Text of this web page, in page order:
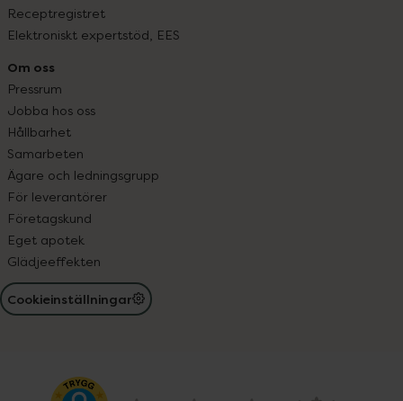
Receptregistret
Elektroniskt expertstöd, EES
Om oss
Pressrum
Jobba hos oss
Hållbarhet
Samarbeten
Ägare och ledningsgrupp
För leverantörer
Företagskund
Eget apotek
Glädjeeffekten
Cookieinställningar